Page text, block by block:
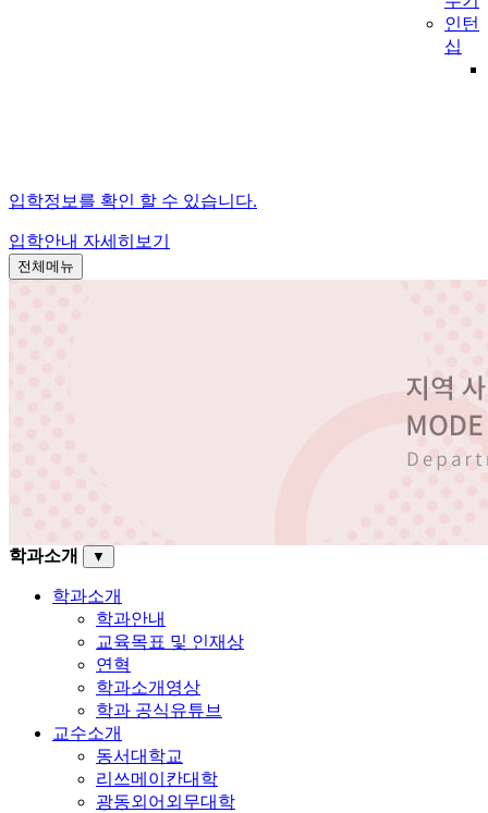
인턴
십
입학정보를 확인 할 수 있습니다.
입학안내 자세히보기
전체메뉴
학과소개 ▼
학과소개
학과안내
교육목표 및 인재상
연혁
학과소개영상
학과 공식유튜브
교수소개
동서대학교
리쓰메이칸대학
광동외어외무대학